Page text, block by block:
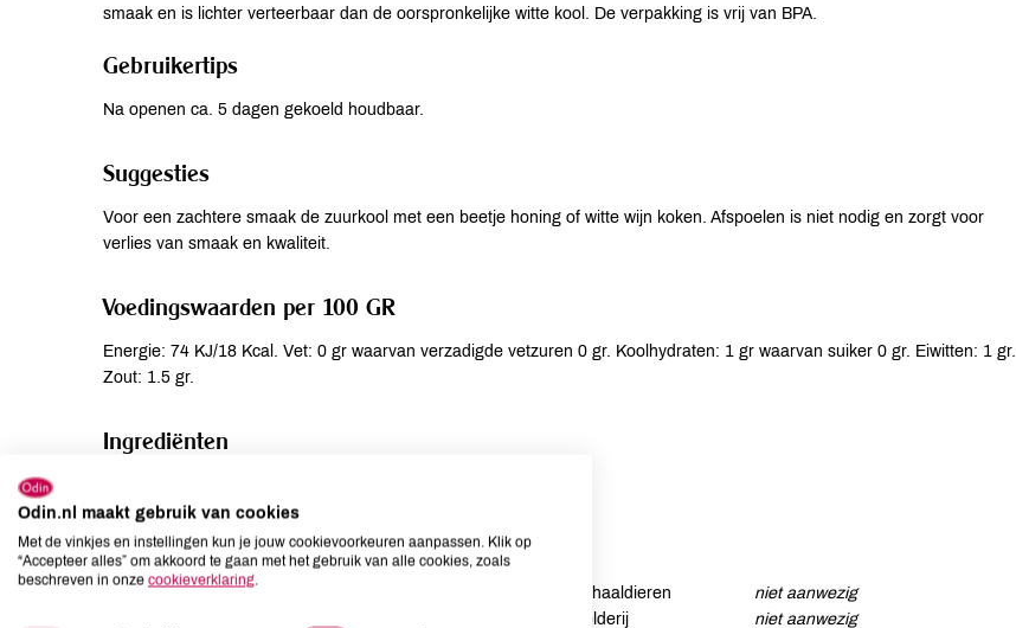
smaak en is lichter verteerbaar dan de oorspronkelijke witte kool. De verpakking is vrij van BPA.
Gebruikertips
Na openen ca. 5 dagen gekoeld houdbaar.
Suggesties
Voor een zachtere smaak de zuurkool met een beetje honing of witte wijn koken. Afspoelen is niet nodig en zorgt voor
verlies van smaak en kwaliteit.
Voedingswaarden per 100 GR
Energie: 74 KJ/18 Kcal. Vet: 0 gr waarvan verzadigde vetzuren 0 gr. Koolhydraten: 1 gr waarvan suiker 0 gr. Eiwitten: 1 gr.
Zout: 1.5 gr.
Ingrediënten
Allergenen
Aardnoten Schaaldieren
niet aanwezig
Selderij
niet aanwezig
Odin.nl maakt gebruik van cookies
Met de vinkjes en instellingen kun je jouw cookievoorkeuren aanpassen. Klik op
“Accepteer alles” om akkoord te gaan met het gebruik van alle cookies, zoals
beschreven in onze cookieverklaring.